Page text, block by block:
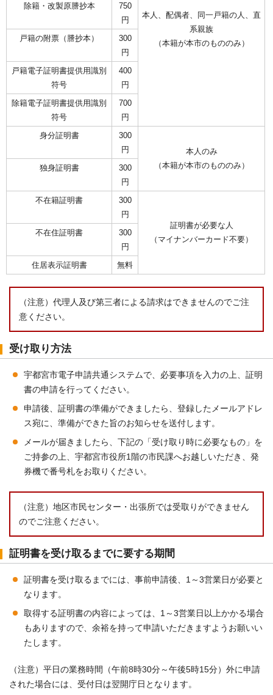
本人、配偶者、同一戸籍の人、直
系親族
（本籍が本市のもののみ）
除籍・改製原謄抄本
750
円
戸籍の附票（謄抄本）
300
円
戸籍電子証明書提供用識別
符号
400
円
除籍電子証明書提供用識別
符号
700
円
身分証明書
300
円
本人のみ
（本籍が本市のもののみ）
独身証明書
300
円
不在籍証明書
300
円
証明書が必要な人
（マイナンバーカード不要）
不在住証明書
300
円
住居表示証明書
無料
（注意）代理人及び第三者による請求はできませんのでご注
意ください。
受け取り方法
宇都宮市電子申請共通システムで、必要事項を入力の上、証明
書の申請を行ってください。
申請後、証明書の準備ができましたら、登録したメールアドレ
ス宛に、準備ができた旨のお知らせを送付します。
メールが届きましたら、下記の「受け取り時に必要なもの」を
ご持参の上、宇都宮市役所1階の市民課へお越しいただき、発
券機で番号札をお取りください。
（注意）地区市民センター・出張所では受取りができません
のでご注意ください。
証明書を受け取るまでに要する期間
証明書を受け取るまでには、事前申請後、1～3営業日が必要と
なります。
取得する証明書の内容によっては、1～3営業日以上かかる場合
もありますので、余裕を持って申請いただきますようお願いい
たします。
（注意）平日の業務時間（午前8時30分～午後5時15分）外に申請
された場合には、受付日は翌開庁日となります。